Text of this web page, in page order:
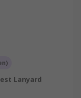
Lanyard